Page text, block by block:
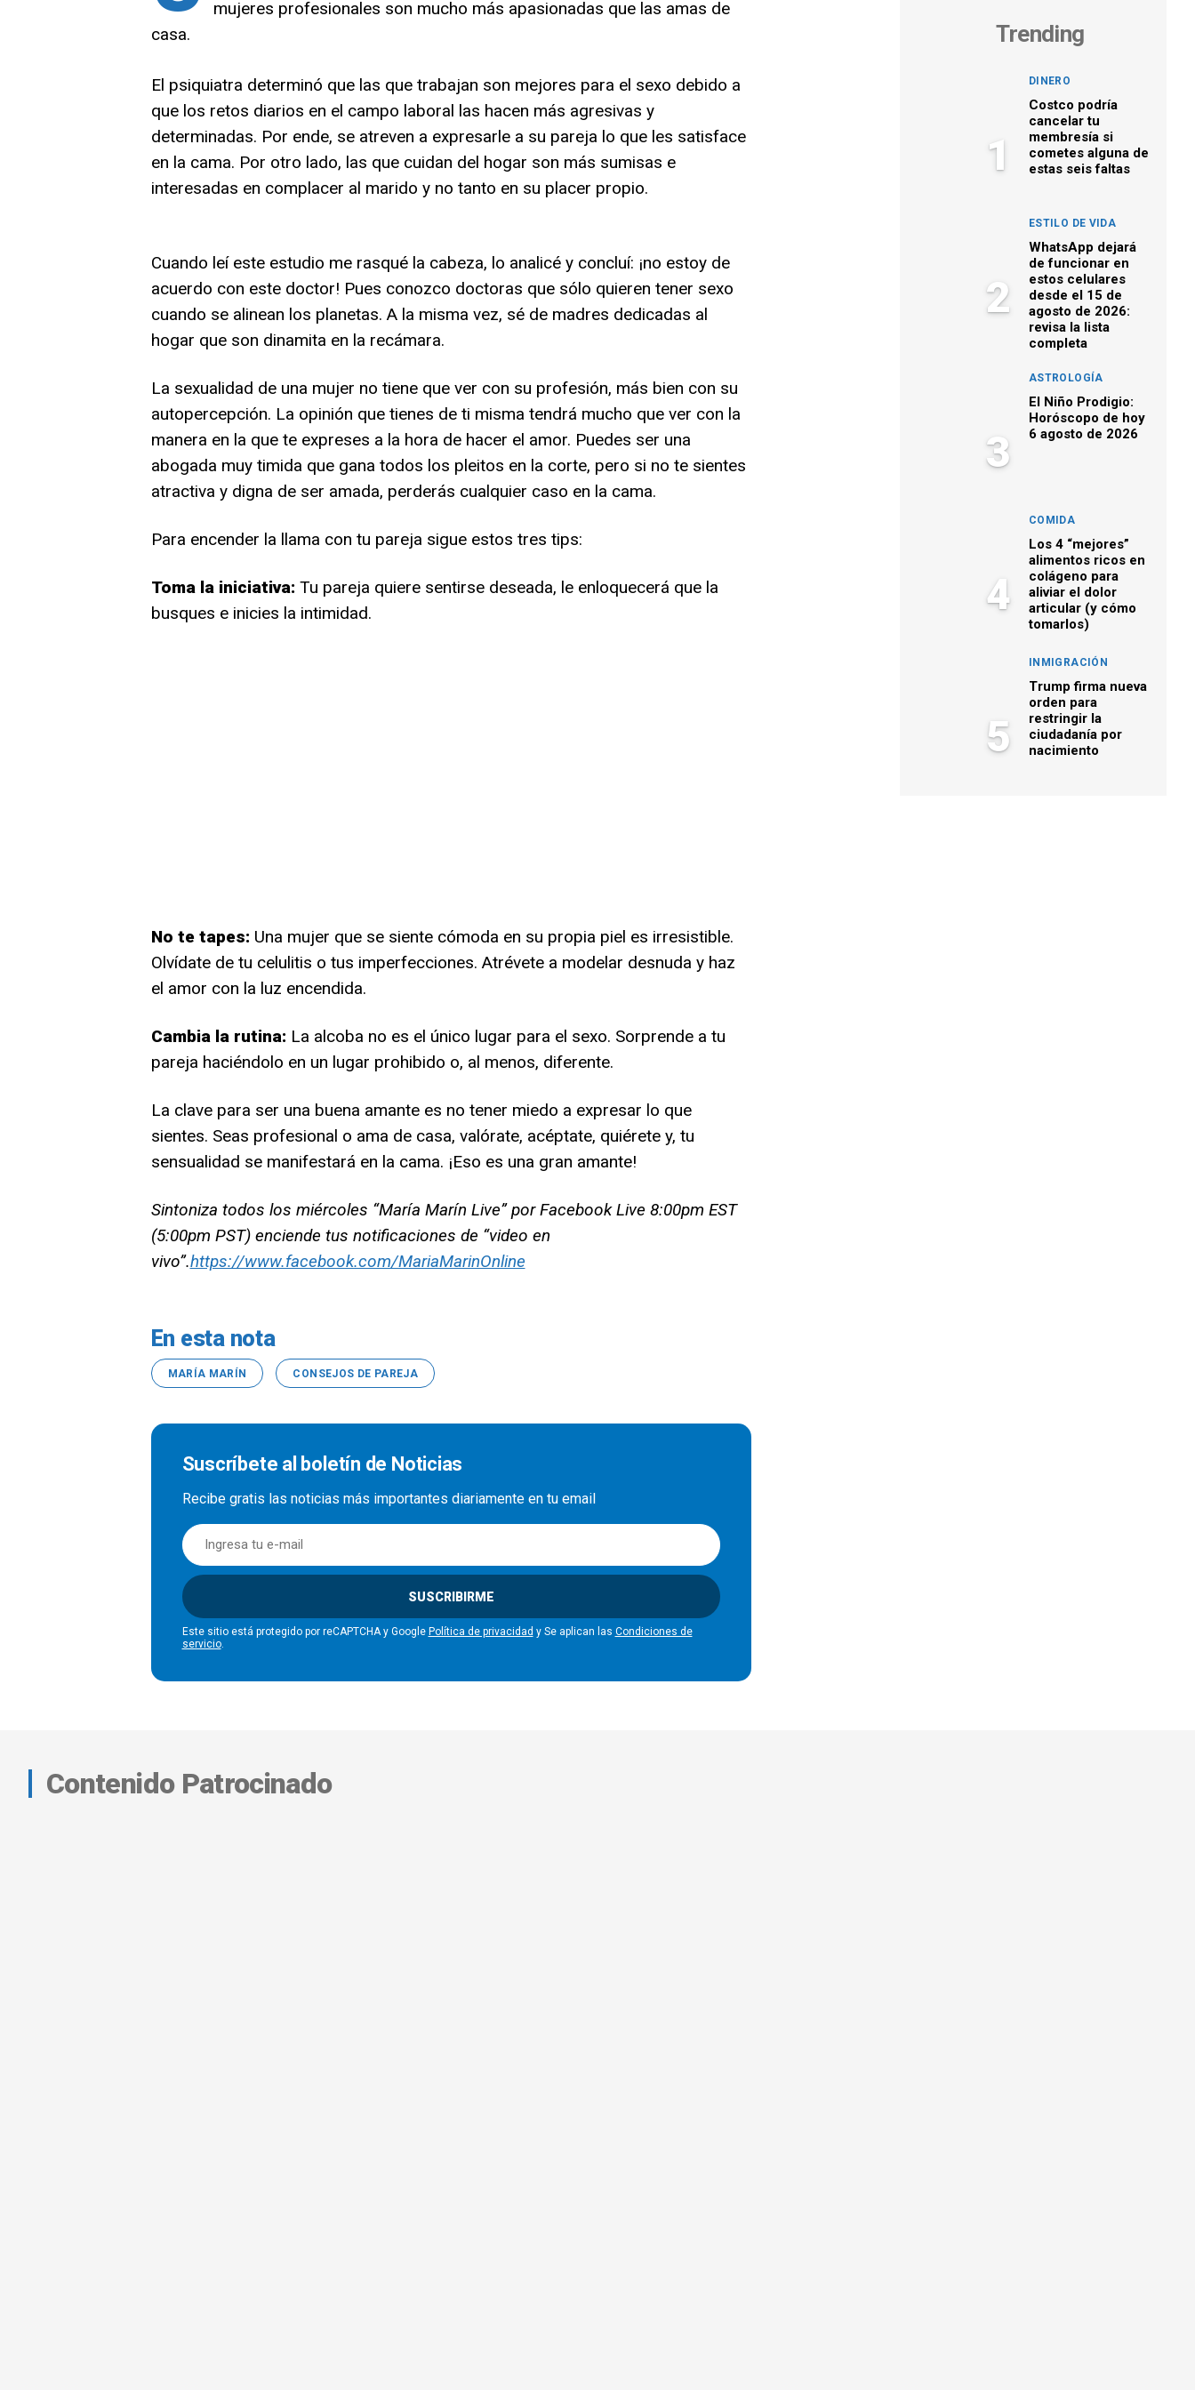
mujeres profesionales son mucho más apasionadas que las amas de
casa.
El psiquiatra determinó que las que trabajan son mejores para el sexo debido a
que los retos diarios en el campo laboral las hacen más agresivas y
determinadas. Por ende, se atreven a expresarle a su pareja lo que les satisface
en la cama. Por otro lado, las que cuidan del hogar son más sumisas e
interesadas en complacer al marido y no tanto en su placer propio.
Cuando leí este estudio me rasqué la cabeza, lo analicé y concluí: ¡no estoy de
acuerdo con este doctor! Pues conozco doctoras que sólo quieren tener sexo
cuando se alinean los planetas. A la misma vez, sé de madres dedicadas al
hogar que son dinamita en la recámara.
La sexualidad de una mujer no tiene que ver con su profesión, más bien con su
autopercepción. La opinión que tienes de ti misma tendrá mucho que ver con la
manera en la que te expreses a la hora de hacer el amor. Puedes ser una
abogada muy timida que gana todos los pleitos en la corte, pero si no te sientes
atractiva y digna de ser amada, perderás cualquier caso en la cama.
Para encender la llama con tu pareja sigue estos tres tips:
Toma la iniciativa: Tu pareja quiere sentirse deseada, le enloquecerá que la
busques e inicies la intimidad.
No te tapes: Una mujer que se siente cómoda en su propia piel es irresistible.
Olvídate de tu celulitis o tus imperfecciones. Atrévete a modelar desnuda y haz
el amor con la luz encendida.
Cambia la rutina: La alcoba no es el único lugar para el sexo. Sorprende a tu
pareja haciéndolo en un lugar prohibido o, al menos, diferente.
La clave para ser una buena amante es no tener miedo a expresar lo que
sientes. Seas profesional o ama de casa, valórate, acéptate, quiérete y, tu
sensualidad se manifestará en la cama. ¡Eso es una gran amante!
Sintoniza todos los miércoles “María Marín Live” por Facebook Live 8:00pm EST
(5:00pm PST) enciende tus notificaciones de “video en
vivo”.https://www.facebook.com/MariaMarinOnline
En esta nota
MARÍA MARÍN CONSEJOS DE PAREJA
Suscríbete al boletín de Noticias
Recibe gratis las noticias más importantes diariamente en tu email
SUSCRIBIRME
Este sitio está protegido por reCAPTCHA y Google Política de privacidad y Se aplican las Condiciones de
servicio.
Trending
1
DINERO
Costco podría
cancelar tu
membresía si
cometes alguna de
estas seis faltas
2
ESTILO DE VIDA
WhatsApp dejará
de funcionar en
estos celulares
desde el 15 de
agosto de 2026:
revisa la lista
completa
3
ASTROLOGÍA
El Niño Prodigio:
Horóscopo de hoy
6 agosto de 2026
4
COMIDA
Los 4 “mejores”
alimentos ricos en
colágeno para
aliviar el dolor
articular (y cómo
tomarlos)
5
INMIGRACIÓN
Trump firma nueva
orden para
restringir la
ciudadanía por
nacimiento
Contenido Patrocinado